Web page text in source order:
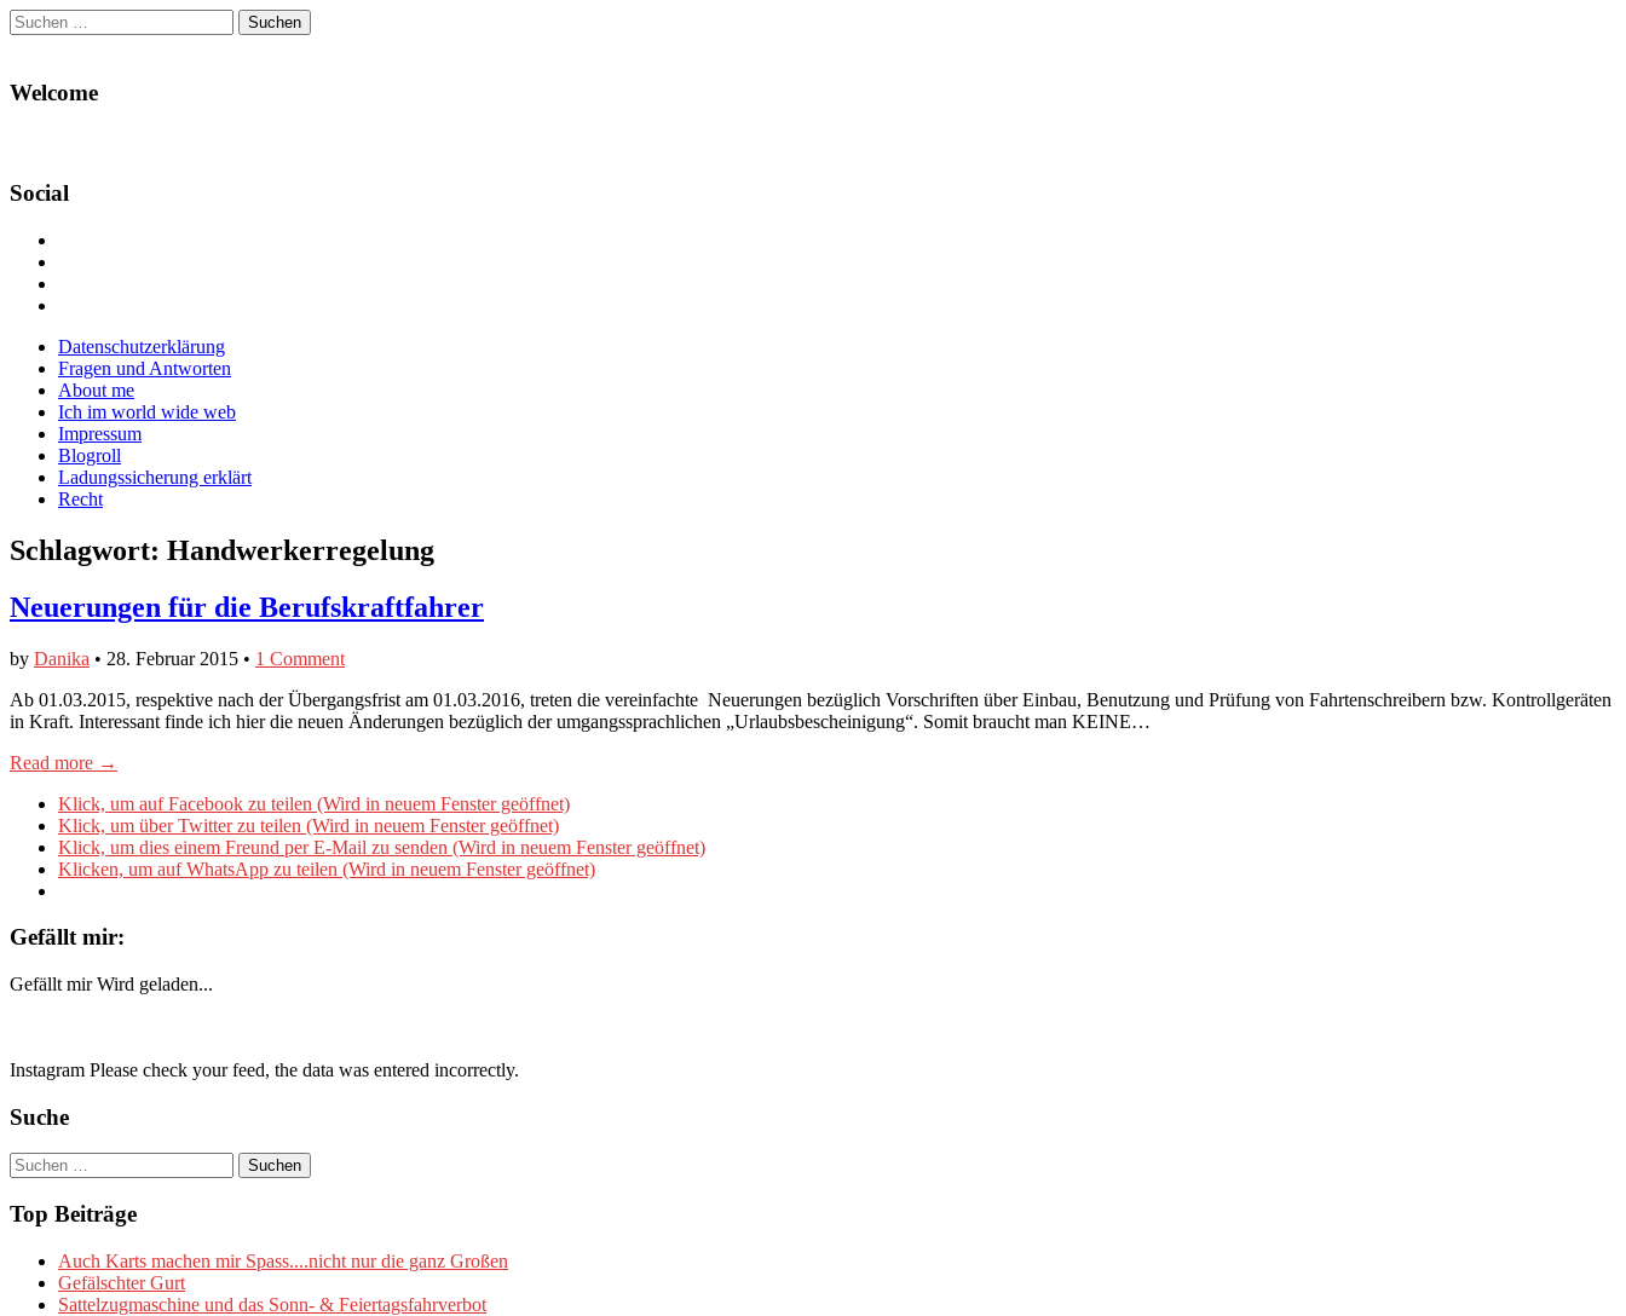
Suchen
nach:
Welcome
Social
Facebook
anzeigen
Twitter
anzeigen
auf
Instagram
anzeigen
Main
menu
Skip
content
Datenschutzerklärung
Fragen und Antworten
About me
Ich im world wide web
Impressum
Blogroll
Ladungssicherung erklärt
Recht
Schlagwort: Handwerkerregelung
Neuerungen für die Berufskraftfahrer
by Danika • 28. Februar 2015 • 1 Comment
Ab 01.03.2015, respektive nach der Übergangsfrist am 01.03.2016, treten die vereinfachte Neuerungen bezüglich Vorschriften über Einbau, Benutzung und Prüfung von Fahrtenschreibern bzw. Kontrollgeräten
in Kraft. Interessant finde ich hier die neuen Änderungen bezüglich der umgangssprachlichen „Urlaubsbescheinigung“. Somit braucht man KEINE…
Read more →
Klick, um auf Facebook zu teilen (Wird in neuem Fenster geöffnet)
Klick, um über Twitter zu teilen (Wird in neuem Fenster geöffnet)
Klick, um dies einem Freund per E-Mail zu senden (Wird in neuem Fenster geöffnet)
Klicken, um auf WhatsApp zu teilen (Wird in neuem Fenster geöffnet)
Gefällt mir:
Gefällt mir Wird geladen...
Instagram Please check your feed, the data was entered incorrectly.
Suche
Suchen
nach:
Top Beiträge
Auch Karts machen mir Spass....nicht nur die ganz Großen
Gefälschter Gurt
Sattelzugmaschine und das Sonn- & Feiertagsfahrverbot